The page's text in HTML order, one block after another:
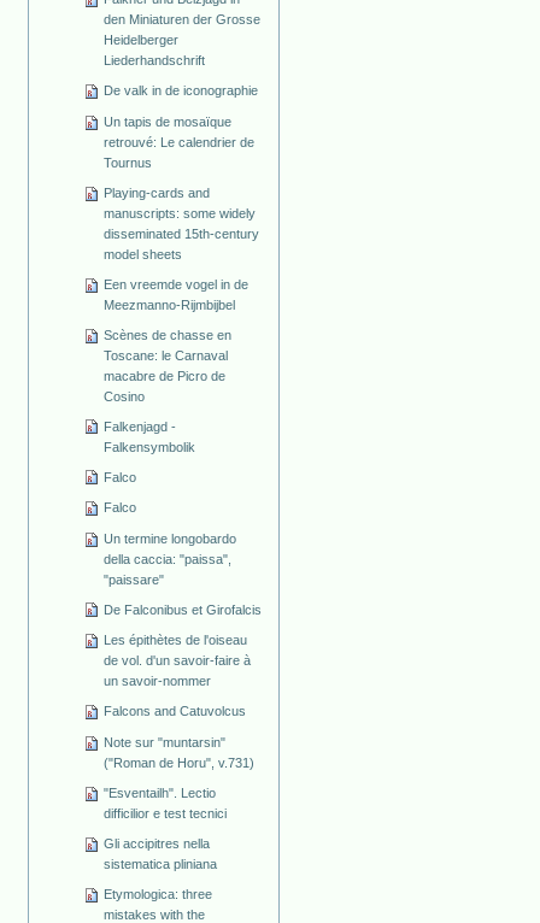
den Miniaturen der Grosse
Heidelberger
Liederhandschrift
De valk in de iconographie
Un tapis de mosaïque
retrouvé: Le calendrier de
Tournus
Playing-cards and
manuscripts: some widely
disseminated 15th-century
model sheets
Een vreemde vogel in de
Meezmanno-Rijmbijbel
Scènes de chasse en
Toscane: le Carnaval
macabre de Picro de
Cosino
Falkenjagd -
Falkensymbolik
Falco
Falco
Un termine longobardo
della caccia: "paissa",
"paissare"
De Falconibus et Girofalcis
Les épithètes de l'oiseau
de vol. d'un savoir-faire à
un savoir-nommer
Falcons and Catuvolcus
Note sur "muntarsin"
("Roman de Horu", v.731)
"Esventailh". Lectio
difficilior e test tecnici
Gli accipitres nella
sistematica pliniana
Etymologica: three
mistakes with the